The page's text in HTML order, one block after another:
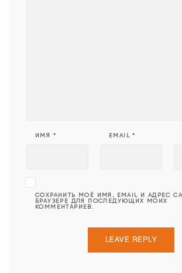
ИМЯ * EMAIL*
СОХРАНИТЬ МОЁ ИМЯ, EMAIL И АДРЕС
БРАУЗЕРЕ ДЛЯ ПОСЛЕДУЮЩИХ МОИХ
КОММЕНТАРИЕВ.